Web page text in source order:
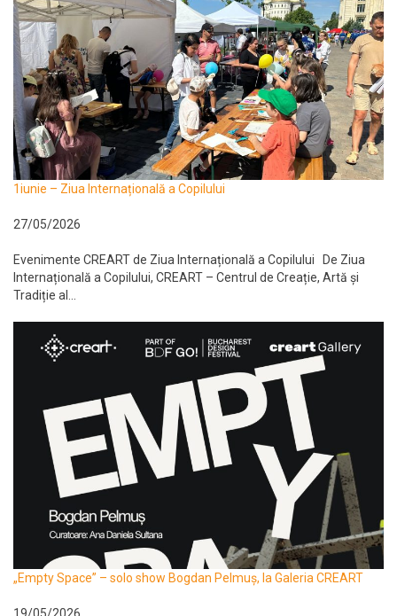
1iunie – Ziua Internațională a Copilului
27/05/2026
Evenimente CREART de Ziua Internațională a Copilului De Ziua
Internațională a Copilului, CREART – Centrul de Creație, Artă și
Tradiție al...
„Empty Space” – solo show Bogdan Pelmuș, la Galeria CREART